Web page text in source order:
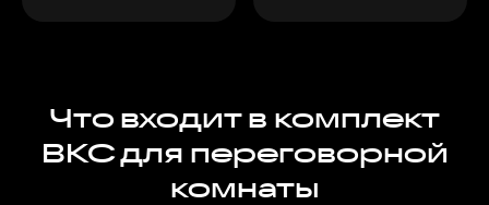
Что входит в комплект
ВКС для переговорной
комнаты